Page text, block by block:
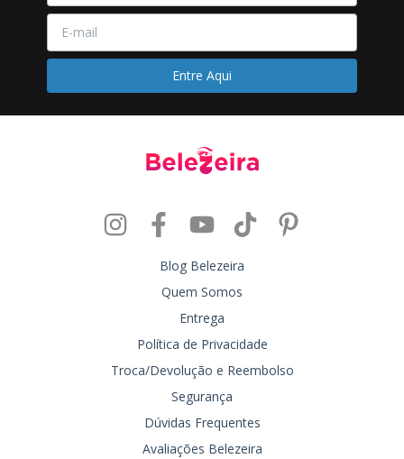
Blog Belezeira
Quem Somos
Entrega
Política de Privacidade
Troca/Devolução e Reembolso
Segurança
Dúvidas Frequentes
Avaliações Belezeira